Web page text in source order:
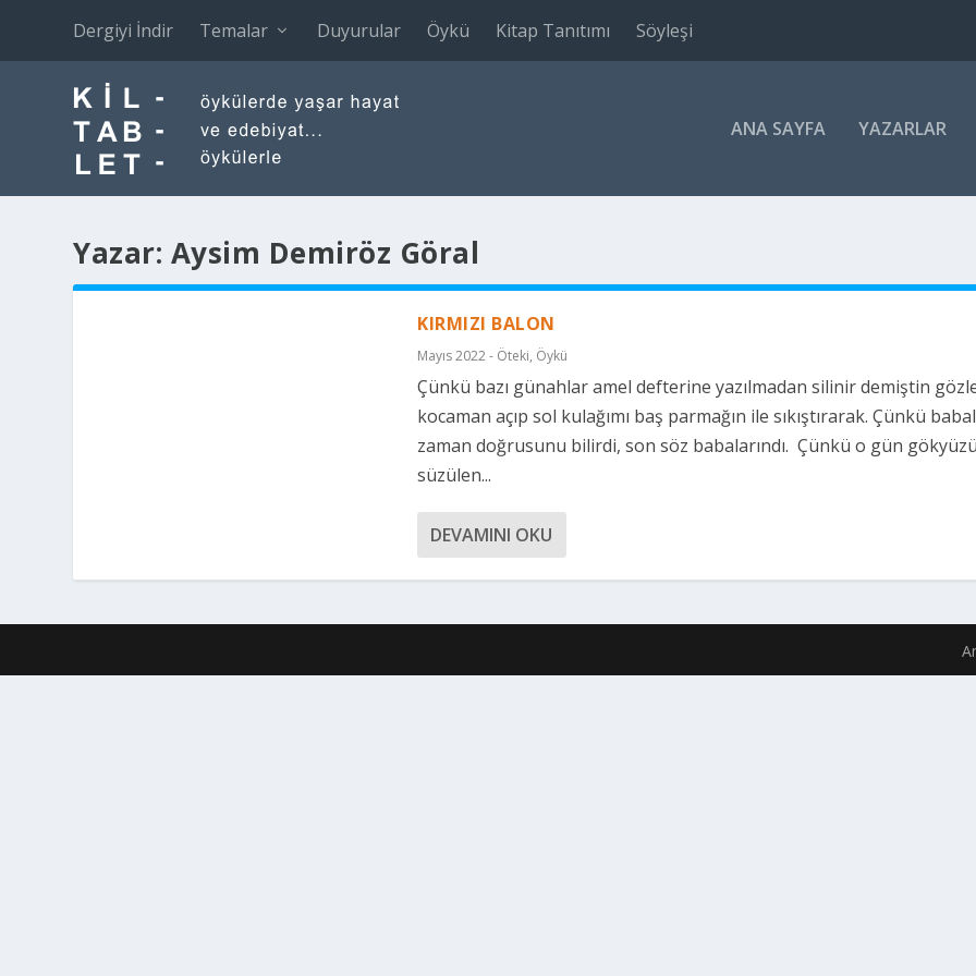
Dergiyi İndir Temalar Duyurular Öykü Kitap Tanıtımı Söyleşi
ANA SAYFA YAZARLAR
Yazar: Aysim Demiröz Göral
KIRMIZI BALON
Mayıs 2022 - Öteki, Öykü
Çünkü bazı günahlar amel defterine yazılmadan silinir demiştin
kocaman açıp sol kulağımı baş parmağın ile sıkıştırarak. Çünkü
zaman doğrusunu bilirdi, son söz babalarındı. Çünkü o gün
süzülen...
DEVAMINI OKU